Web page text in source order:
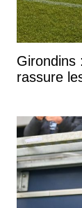
Girondins
rassure